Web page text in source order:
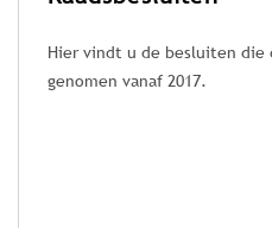
Hier vindt u de besluiten die
genomen vanaf 2017.